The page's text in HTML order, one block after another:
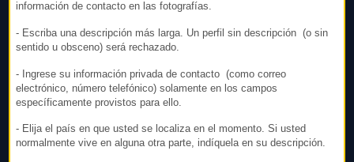
información de contacto en las fotografías.
- Escriba una descripción más larga. Un perfil sin descripción (o sin
sentido u obsceno) será rechazado.
- Ingrese su información privada de contacto (como correo
electrónico, número telefónico) solamente en los campos
específicamente provistos para ello.
- Elija el país en que usted se localiza en el momento. Si usted
normalmente vive en alguna otra parte, indíquela en su descripción.